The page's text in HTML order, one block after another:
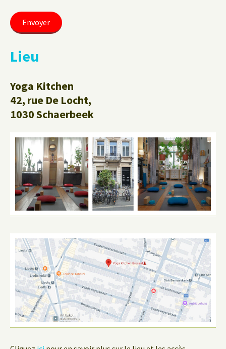
Lieu
Yoga Kitchen
42, rue De Locht,
1030 Schaerbeek